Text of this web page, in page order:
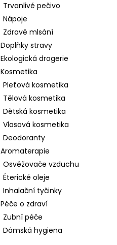
Trvanlivé pečivo
Nápoje
Zdravé mlsání
Doplňky stravy
Ekologická drogerie
Kosmetika
Pleťová kosmetika
Tělová kosmetika
Dětská kosmetika
Vlasová kosmetika
Deodoranty
Aromaterapie
Osvěžovače vzduchu
Éterické oleje
Inhalační tyčinky
Péče o zdraví
Zubní péče
Dámská hygiena